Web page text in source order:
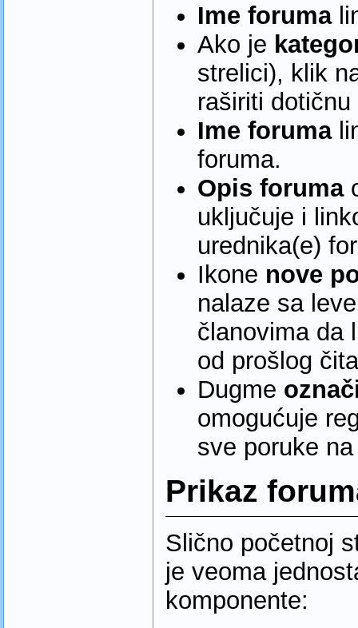
Ime foruma
Ako je
strelici), klik
raširiti
Ime foruma
foruma.
Opis foruma
uključuje i
urednika(e)
Ikone nove
nalaze sa
članovima da
od prošlog
Dugme
omogućuje
sve poruke
Prikaz
Slično početnoj
je veoma
komponente: